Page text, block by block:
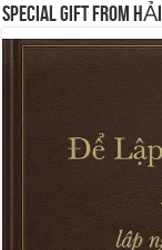
SPECIAL GIFT FROM HẢI